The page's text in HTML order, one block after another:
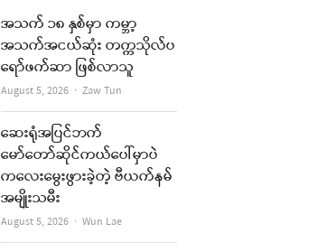
t
u
b
e
l
အသက် ၁၈ နှစ်မှာ ကမ္ဘာ့
အသက်အငယ်ဆုံး တက္ကသိုလ်ပ
ရော်ဖက်ဆာ ဖြစ်လာသူ
August 5, 2026 Author
Zaw Tun
ဆေးရုံအပြင်ဘက်
မော်တော်ဆိုင်ကယ်ပေါ်မှာပဲ
ကလေးမွေးဖွားခဲ့တဲ့ ဗီယက်နမ်
အမျိုးသမီး
August 5, 2026 Author
Wun Lae